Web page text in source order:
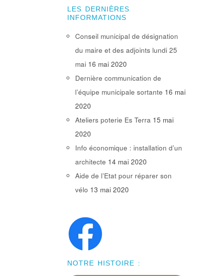
LES DERNIÈRES
INFORMATIONS
Conseil municipal de désignation
du maire et des adjoints lundi 25
mai 16 mai 2020
Dernière communication de
l’équipe municipale sortante 16 mai
2020
Ateliers poterie Es Terra 15 mai
2020
Info économique : installation d’un
architecte 14 mai 2020
Aide de l’Etat pour réparer son
vélo 13 mai 2020
NOTRE HISTOIRE :